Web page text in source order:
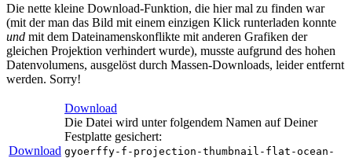
Die nette kleine Download-Funktion, die hier mal zu finden war
(mit der man das Bild mit einem einzigen Klick runterladen konnte
und mit dem Dateinamenskonflikte mit anderen Grafiken der
gleichen Projektion verhindert wurde), musste aufgrund des hohen
Datenvolumens, ausgelöst durch Massen-Downloads, leider entfernt
werden. Sorry!
Download
Download
Die Datei wird unter folgendem Namen auf Deiner
Festplatte gesichert:
gyoerffy-f-projection-thumbnail-flat-ocean-